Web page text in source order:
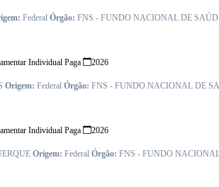
Federal Órgão: FNS - FUNDO NACIONAL DE
Individual Paga
2026
Origem: Federal Órgão: FNS - FUNDO NACIONAL DE
Individual Paga
2026
Origem: Federal Órgão: FNS - FUNDO